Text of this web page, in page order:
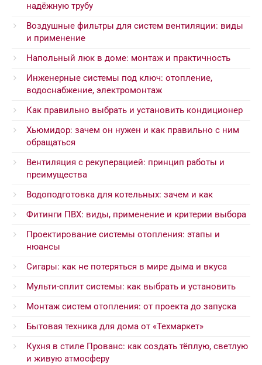
надёжную трубу
Воздушные фильтры для систем вентиляции: виды
и применение
Напольный люк в доме: монтаж и практичность
Инженерные системы под ключ: отопление,
водоснабжение, электромонтаж
Как правильно выбрать и установить кондиционер
Хьюмидор: зачем он нужен и как правильно с ним
обращаться
Вентиляция с рекуперацией: принцип работы и
преимущества
Водоподготовка для котельных: зачем и как
Фитинги ПВХ: виды, применение и критерии выбора
Проектирование системы отопления: этапы и
нюансы
Сигары: как не потеряться в мире дыма и вкуса
Мульти-сплит системы: как выбрать и установить
Монтаж систем отопления: от проекта до запуска
Бытовая техника для дома от «Техмаркет»
Кухня в стиле Прованс: как создать тёплую, светлую
и живую атмосферу